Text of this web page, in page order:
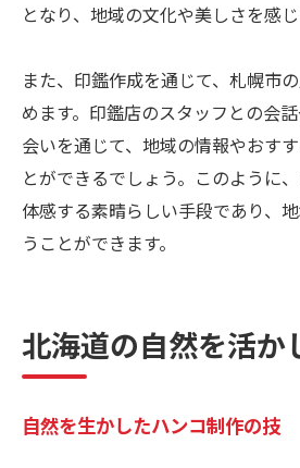
となり、地域の文化や美しさを感
また、印鑑作成を通じて、札幌市
めます。印鑑店のスタッフとの会
会いを通じて、地域の情報やおす
とができるでしょう。このように
体感する素晴らしい手段であり、
うことができます。
北海道の自然を活か
自然を生かしたハンコ制作の技